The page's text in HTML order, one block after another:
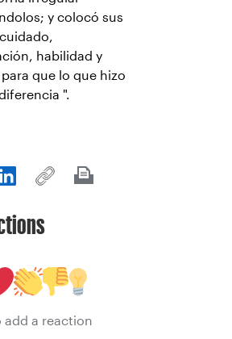
y colocó sus
habilidad y
que lo que hizo
".
add a reaction